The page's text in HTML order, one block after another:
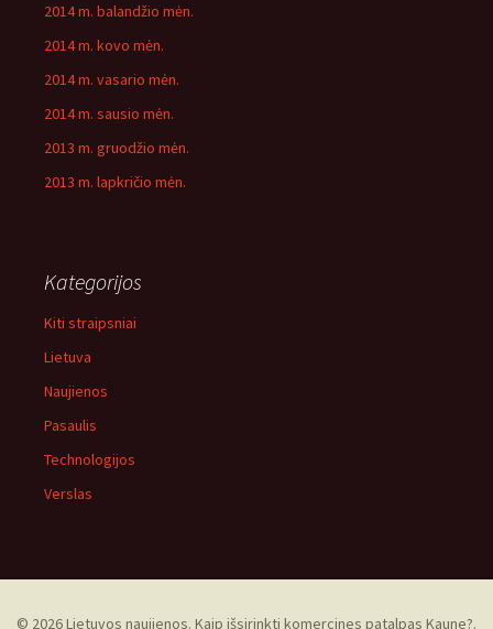
2014 m. balandžio mėn.
2014 m. kovo mėn.
2014 m. vasario mėn.
2014 m. sausio mėn.
2013 m. gruodžio mėn.
2013 m. lapkričio mėn.
Kategorijos
Kiti straipsniai
Lietuva
Naujienos
Pasaulis
Technologijos
Verslas
© 2026 Lietuvos naujienos. Kaip išsirinkti komercines patalpas Kaune?.